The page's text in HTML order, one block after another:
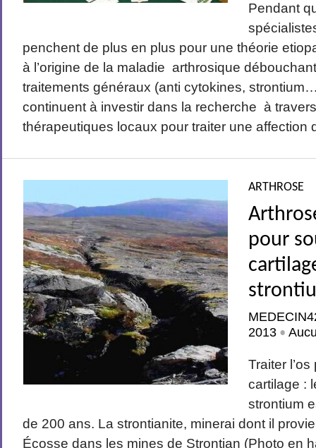
Pendant
penchent de plus en plus pour une théorie
à l’origine de la maladie arthrosique
traitements généraux (anti cytokines,
continuent à investir dans la recherche à
thérapeutiques locaux pour traiter une affection
ARTHROSE
pour
2013 •
Traiter
cartilage :
strontium
de 200 ans. La strontianite, minerai dont il
Écosse dans les mines de Strontian (Photo en